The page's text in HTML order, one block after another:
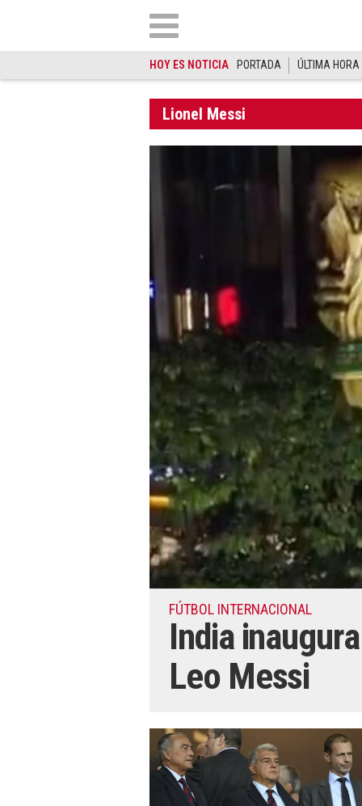
HOY ES NOTICIA PORTADA ÚLTIMA HORA
Lionel Messi
FÚTBOL INTERNACIONAL
India
Leo Messi